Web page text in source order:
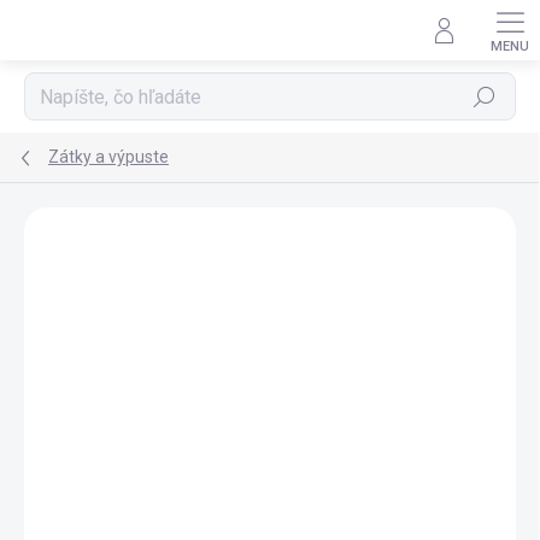
Hľadať
Zátky a výpuste